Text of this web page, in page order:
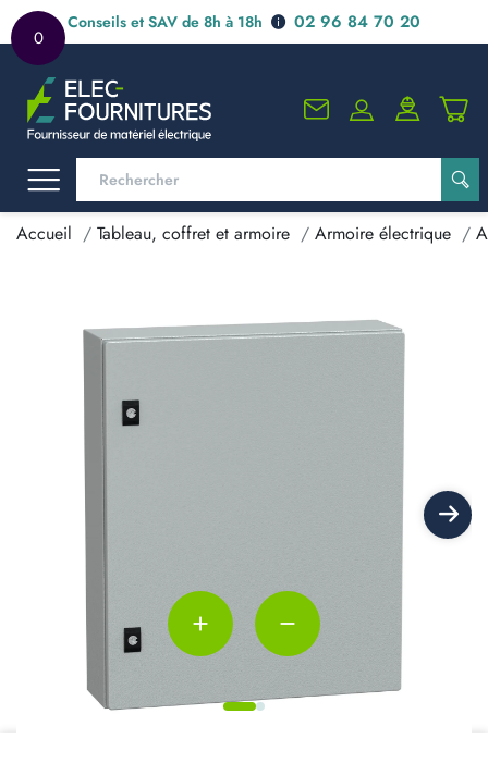
0
Conseils et SAV de 8h à 18h 02 96 84 70 20
Accueil Tableau, coffret et armoire Armoire électrique
add remove